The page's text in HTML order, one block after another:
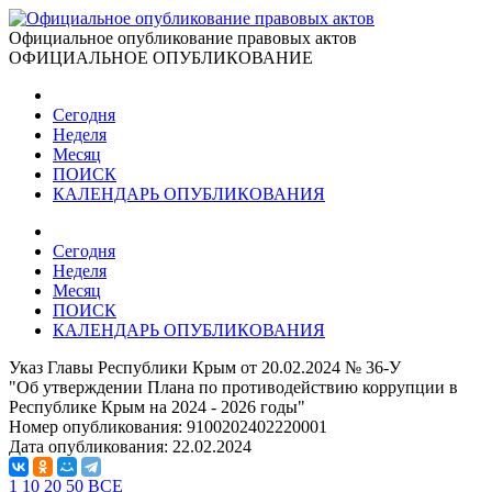
Официальное опубликование правовых актов
ОФИЦИАЛЬНОЕ ОПУБЛИКОВАНИЕ
Сегодня
Неделя
Месяц
ПОИСК
КАЛЕНДАРЬ ОПУБЛИКОВАНИЯ
Сегодня
Неделя
Месяц
ПОИСК
КАЛЕНДАРЬ ОПУБЛИКОВАНИЯ
Указ Главы Республики Крым от 20.02.2024 № 36-У
"Об утверждении Плана по противодействию коррупции в
Республике Крым на 2024 - 2026 годы"
Номер опубликования: 9100202402220001
Дата опубликования: 22.02.2024
1 10 20 50 ВСЕ